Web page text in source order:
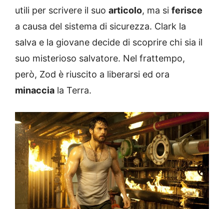
utili per scrivere il suo articolo, ma si ferisce
a causa del sistema di sicurezza. Clark la
salva e la giovane decide di scoprire chi sia il
suo misterioso salvatore. Nel frattempo,
però, Zod è riuscito a liberarsi ed ora
minaccia la Terra.